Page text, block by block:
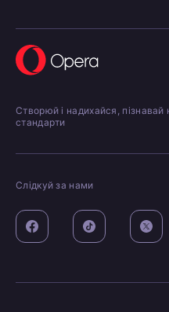
Створюй і надихайся, пізнавай
стандарти
Слідкуй за нами